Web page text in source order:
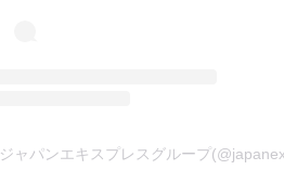
ジャパンエキスプレスグループ